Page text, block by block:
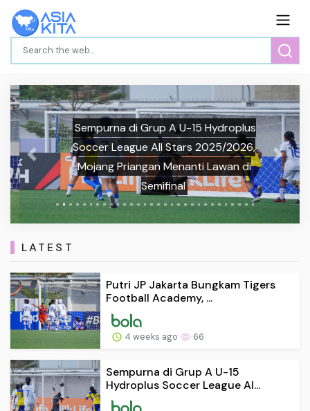
Sempurna di Grup A U-15 Hydroplus
Soccer League All Stars 2025/2026,
Mojang Priangan Menanti Lawan di
Semifinal
Previous Next
LATEST
Putri JP Jakarta Bungkam Tigers
Football Academy, ...
4 weeks ago 66
Sempurna di Grup A U-15
Hydroplus Soccer League Al...